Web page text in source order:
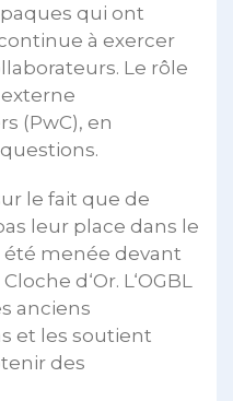
qui ont
à exercer
Le rôle
(PwC), en
le fait que de
leur place dans le
été menée devant
d‘Or. L‘OGBL
anciens
et les soutient
des